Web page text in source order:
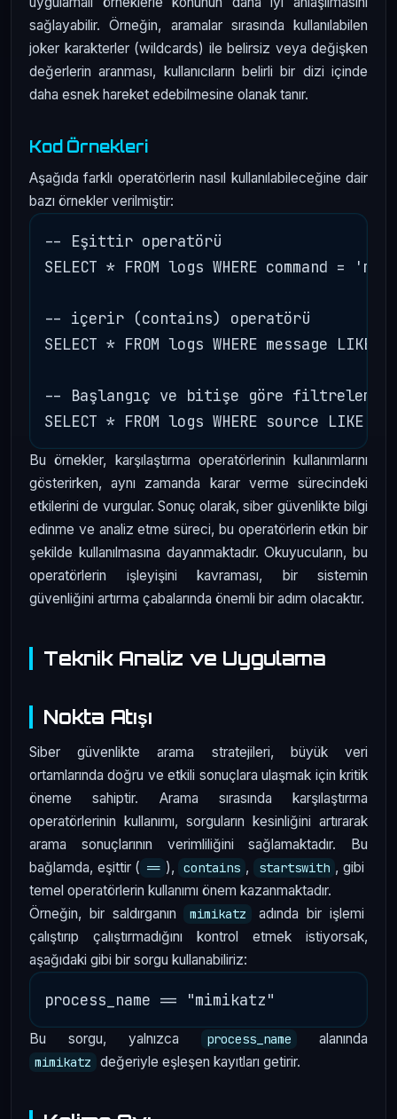
sağlayabilir. Örneğin, aramalar sırasında kullanılabilen
joker karakterler (wildcards) ile belirsiz veya değişken
değerlerin aranması, kullanıcıların belirli bir dizi içinde
daha esnek hareket edebilmesine olanak tanır.
Kod Örnekleri
Aşağıda farklı operatörlerin nasıl kullanılabileceğine dair
bazı örnekler verilmiştir:
-- Eşittir operatörü
SELECT * FROM logs WHERE command =
-- içerir (contains) operatörü
SELECT * FROM logs WHERE message LIKE
-- Başlangıç ve bitişe göre filtreleme
Bu örnekler, karşılaştırma operatörlerinin kullanımlarını
gösterirken, aynı zamanda karar verme sürecindeki
etkilerini de vurgular. Sonuç olarak, siber güvenlikte bilgi
edinme ve analiz etme süreci, bu operatörlerin etkin bir
şekilde kullanılmasına dayanmaktadır. Okuyucuların, bu
operatörlerin işleyişini kavraması, bir sistemin
güvenliğini artırma çabalarında önemli bir adım olacaktır.
Teknik Analiz ve Uygulama
Nokta Atışı
Siber güvenlikte arama stratejileri, büyük veri
ortamlarında doğru ve etkili sonuçlara ulaşmak için kritik
öneme sahiptir. Arama sırasında karşılaştırma
operatörlerinin kullanımı, sorguların kesinliğini artırarak
arama sonuçlarının verimliliğini sağlamaktadır. Bu
bağlamda, eşittir ( == ), contains , startswith , gibi
temel operatörlerin kullanımı önem kazanmaktadır.
Örneğin, bir saldırganın
mimikatz
adında bir işlemi
çalıştırıp çalıştırmadığını kontrol etmek istiyorsak,
aşağıdaki gibi bir sorgu kullanabiliriz:
Bu sorgu, yalnızca process_name alanında
mimikatz değeriyle eşleşen kayıtları getirir.